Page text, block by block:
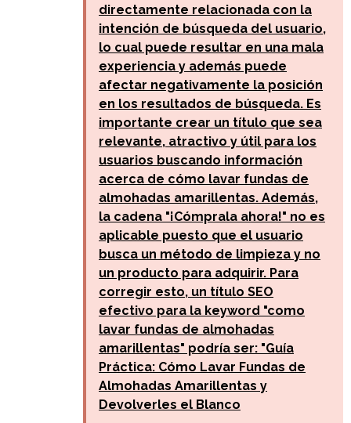
directamente relacionada con la
intención de búsqueda del usuario,
lo cual puede resultar en una mala
experiencia y además puede
afectar negativamente la posición
en los resultados de búsqueda. Es
importante crear un título que sea
relevante, atractivo y útil para los
usuarios buscando información
acerca de cómo lavar fundas de
almohadas amarillentas. Además,
la cadena "¡Cómprala ahora!" no es
aplicable puesto que el usuario
busca un método de limpieza y no
un producto para adquirir. Para
corregir esto, un título SEO
efectivo para la keyword "como
lavar fundas de almohadas
amarillentas" podría ser: "Guía
Práctica: Cómo Lavar Fundas de
Almohadas Amarillentas y
Devolverles el Blanco